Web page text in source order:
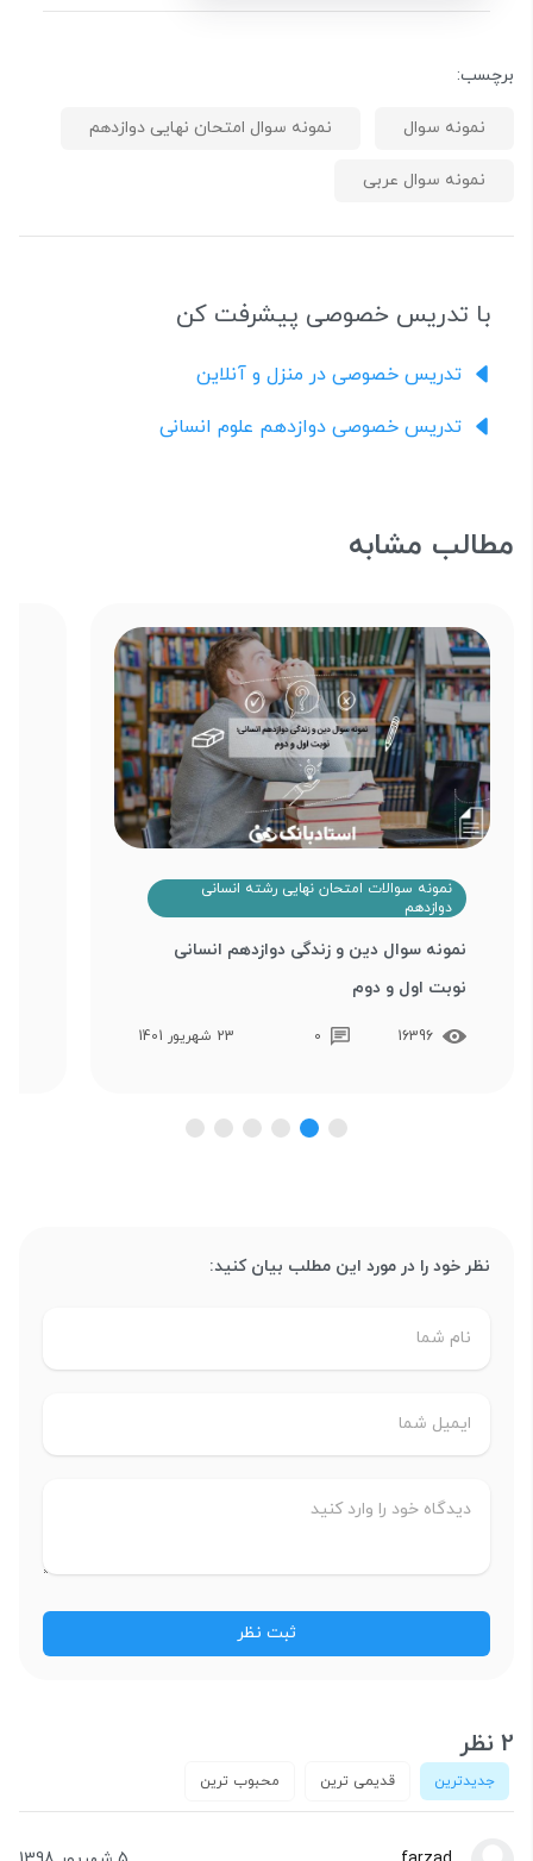
برچسب:
نمونه سوال نمونه سوال امتحان نهایی دوازدهم
نمونه سوال عربی
با تدریس خصوصی پیشرفت کن
تدریس خصوصی در منزل و آنلاین
تدریس خصوصی دوازدهم علوم انسانی
مطالب مشابه
نمونه سوالات امتحان نهایی رشته انسانی
دوازدهم
نمونه سوال دین و زندگی دوازدهم انسانی
نوبت اول و دوم
16396
0 23 شهریور 1401
نظر خود را در مورد این مطلب بیان کنید:
2 نظر
جدیدترین قدیمی ترین محبوب ترین